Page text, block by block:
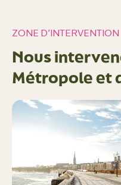
ZONE D’INTERVENTION
Nous
Métropole et